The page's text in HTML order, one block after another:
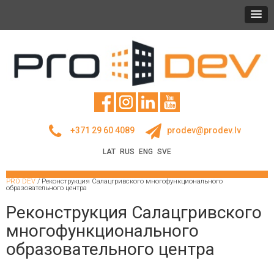
+371 29 60 4089 prodev@prodev.lv
LAT RUS ENG SVE
PRO DEV / Реконструкция Салацгривского многофункционального
образовательного центра
Реконструкция Салацгривского
многофункционального
образовательного центра